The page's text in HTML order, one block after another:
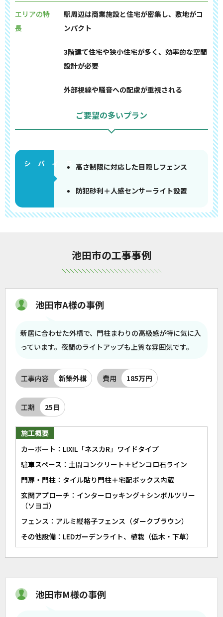
エリアの特
長
駅周辺は商業施設と住宅が密集し、敷地がコ
ンパクト
3階建て住宅や狭小住宅が多く、効率的な空間
設計が必要
外部視線や騒音への配慮が重視される
ご要望の多いプラン
高さ制限に対応した目隠しフェンス
防犯砂利＋人感センサーライト設置
池田市の工事事例
池田市A様の事例
新居に合わせた外構で、門柱まわりの高級感が特に気に入
っています。夜間のライトアップも上質な雰囲気です。
工事内容 新築外構 費用 185万円
工期 25日
施工概要
カーポート：LIXIL「ネスカR」ワイドタイプ
駐車スペース：土間コンクリート＋ピンコロ石ライン
門扉・門柱：タイル貼り門柱＋宅配ボックス内蔵
玄関アプローチ：インターロッキング＋シンボルツリー
（ソヨゴ）
フェンス：アルミ縦格子フェンス（ダークブラウン）
その他設備：LEDガーデンライト、植栽（低木・下草）
池田市M様の事例